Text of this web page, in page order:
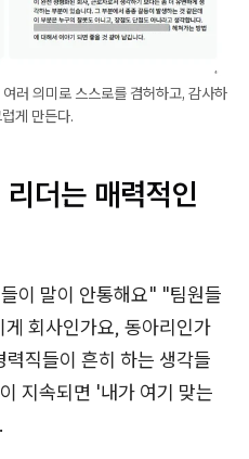
러 의미로 스스로를 겸허하고, 감사하
게 만든다.
더는 매력적인
이 말이 안통해요" "팀원들
회사인가요, 동아리인가
직들이 흔히 하는 생각들
지속되면 '내가 여기 맞는